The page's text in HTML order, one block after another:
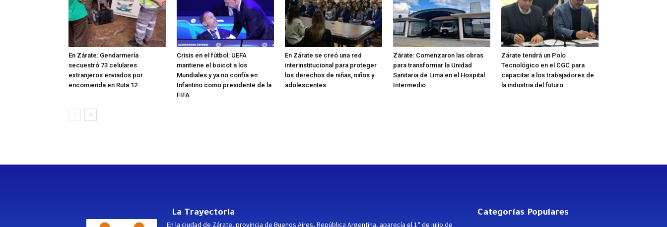
En Zárate: Gendarmería
secuestró 73 celulares
extranjeros enviados por
encomienda en Ruta 12
Crisis en el fútbol: UEFA
mantiene el boicot a los
Mundiales y ya no confía en
Infantino como presidente de la
FIFA
En Zárate se creó una red
interinstitucional para proteger
los derechos de niñas, niños y
adolescentes
Zárate: Comenzaron las obras
para transformar la Unidad
Sanitaria de Lima en el Hospital
Intermedio
Zárate tendrá un Polo
Tecnológico en el CGC para
capacitar a los trabajadores de
la industria del futuro
La Trayectoria
En la ciudad de Zárate, provincia de Buenos Aires, República Argentina, aparecía el 1° de julio de
Categorías Populares